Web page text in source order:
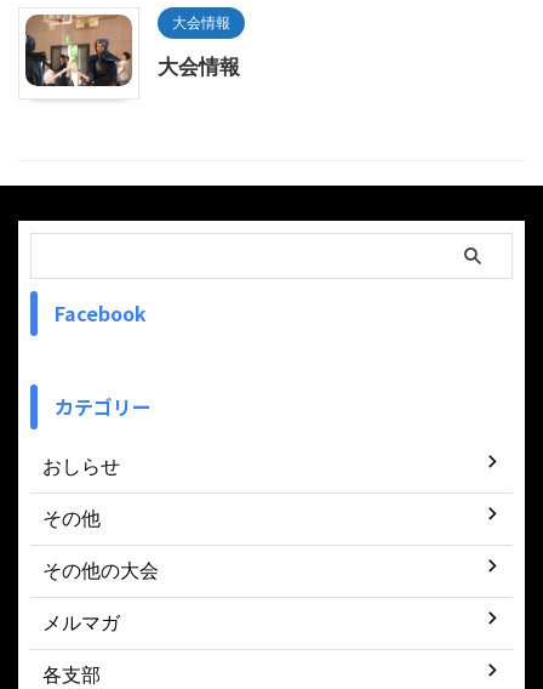
大会情報
大会情報
Facebook
カテゴリー
おしらせ
その他
その他の大会
メルマガ
各支部